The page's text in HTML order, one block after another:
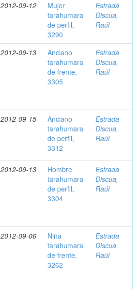
2012-09-12
Mujer
tarahumara
de perfil,
3290
Estrada
Discua,
Raúl
2012-09-13
Anciano
tarahumara
de frente,
3305
Estrada
Discua,
Raúl
2012-09-15
Anciano
tarahumara
de perfil,
3312
Estrada
Discua,
Raúl
2012-09-13
Hombre
tarahumara
de perfil,
3304
Estrada
Discua,
Raúl
2012-09-06
Niña
tarahumara
de frente,
3262
Estrada
Discua,
Raúl